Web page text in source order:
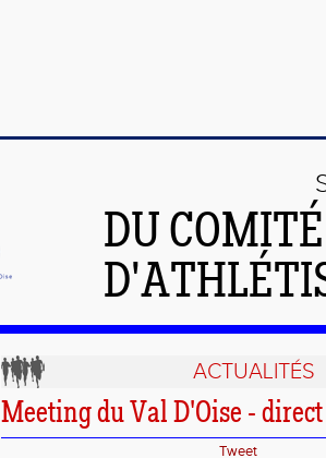
DU
ACTUALITÉS
Meeting du Val D'Oise - direct
Tweet